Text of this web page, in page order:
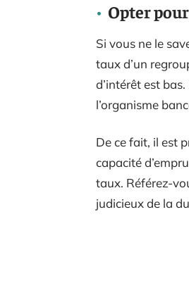
Opter
Si vous ne le
taux d’un
d’intérêt est
l’organisme
De ce fait, il est
capacité
taux. Référez-
judicieux de la